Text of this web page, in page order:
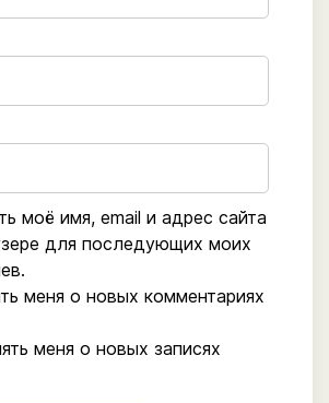
моё имя, email и адрес сайта
для последующих моих
меня о новых комментариях
меня о новых записях